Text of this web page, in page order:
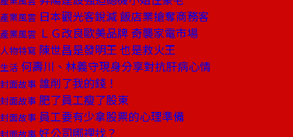
產業風雲 日本觀光客銳減 飯店業搶奪商務客
產業風雲 ＬＧ改良歐美品牌 奇襲家電市場
人物特寫 陳世昌是發明王 也是救火王
生活 何壽川、林義守現身分享對抗肝病心情
封面故事 誰削了我的錢！
封面故事 肥了員工瘦了股東
封面故事 員工要有少拿股票的心理準備
封面故事 好公司哪裡找？